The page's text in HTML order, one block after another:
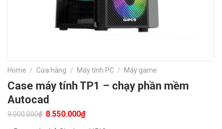
Home / Cửa hàng / Máy tính PC / Máy game
Case máy tính TP1 – chạy phần mềm
Autocad
9.000.000₫ Original
8.550.000₫Current
price